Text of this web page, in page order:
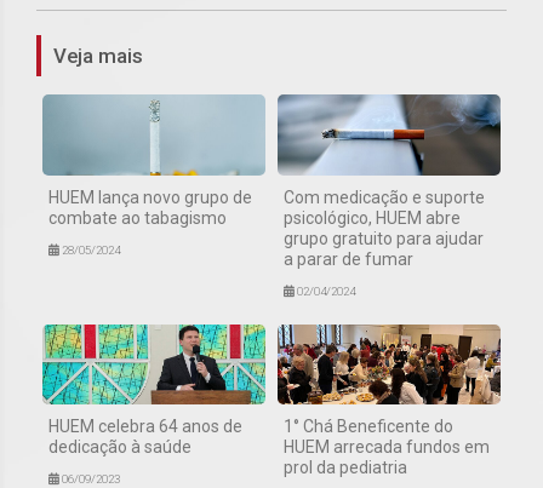
Veja mais
HUEM lança novo grupo de
combate ao tabagismo
28/05/2024
Com medicação e suporte
psicológico, HUEM abre
grupo gratuito para ajudar
a parar de fumar
02/04/2024
HUEM celebra 64 anos de
dedicação à saúde
06/09/2023
1° Chá Beneficente do
HUEM arrecada fundos em
prol da pediatria